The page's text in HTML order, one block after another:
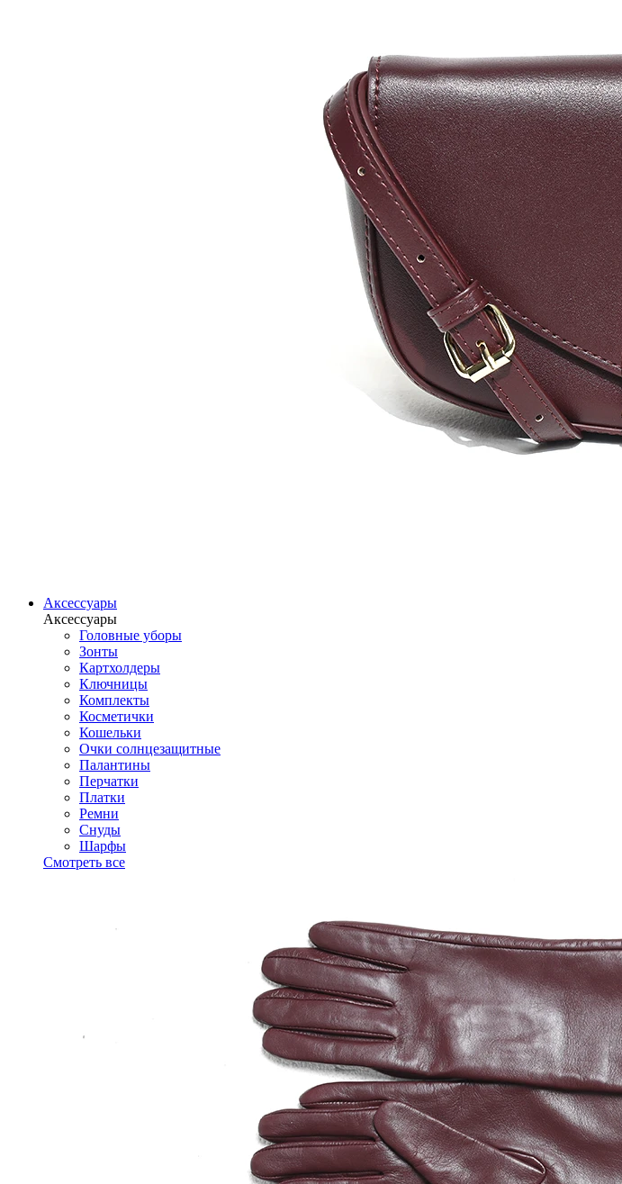
Аксессуары
Аксессуары
Головные уборы
Зонты
Картхолдеры
Ключницы
Комплекты
Косметички
Кошельки
Очки солнцезащитные
Палантины
Перчатки
Платки
Ремни
Снуды
Шарфы
Смотреть все